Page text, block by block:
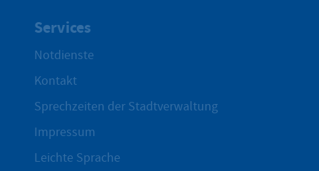
Services
Notdienste
Kontakt
Sprechzeiten der Stadtverwaltung
Impressum
Leichte Sprache